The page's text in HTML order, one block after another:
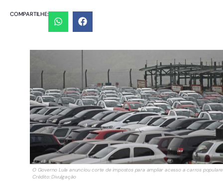
COMPARTILHE:
O Governo Lula anunciou corte de impostos para ampliar acesso a carros
Crédito: Divulgação